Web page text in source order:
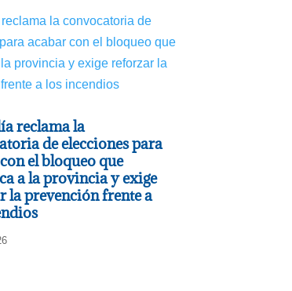
reclama la
de elecciones para
el bloqueo que
a la provincia y exige
la prevención frente a